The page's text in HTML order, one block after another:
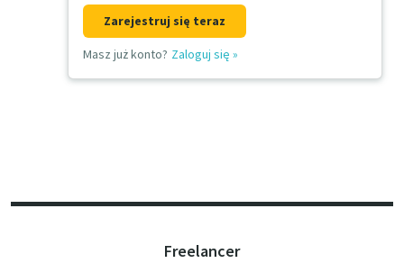
Zarejestruj się teraz
Masz już konto? Zaloguj się »
Freelancer